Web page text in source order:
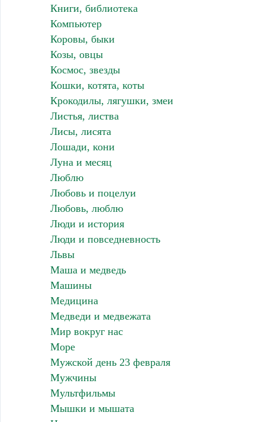
Книги, библиотека
Компьютер
Коровы, быки
Козы, овцы
Космос, звезды
Кошки, котята, коты
Крокодилы, лягушки, змеи
Листья, листва
Лисы, лисята
Лошади, кони
Луна и месяц
Люблю
Любовь и поцелуи
Любовь, люблю
Люди и история
Люди и повседневность
Львы
Маша и медведь
Машины
Медицина
Медведи и медвежата
Мир вокруг нас
Море
Мужской день 23 февраля
Мужчины
Мультфильмы
Мышки и мышата